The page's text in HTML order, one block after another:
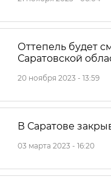
Оттепель будет
Саратовской
20 ноября 2023 - 13:59
В Саратове
03 марта 2023 - 16:20